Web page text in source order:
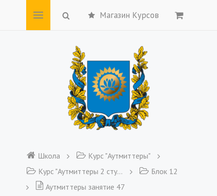
Магазин Курсов
Школа
Курс "Аутмиттеры"
Курс "Аутмиттеры 2 ступень"
Блок 12
Аутмиттеры занятие 47